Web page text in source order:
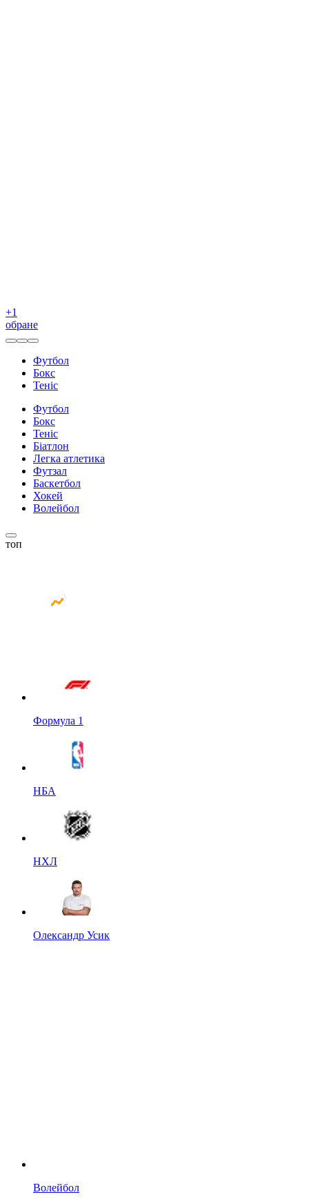
+1
обране
Футбол
Бокс
Теніс
Футбол
Бокс
Теніс
Біатлон
Легка атлетика
Футзал
Баскетбол
Хокей
Волейбол
топ
Формула 1
НБА
НХЛ
Олександр Усик
Волейбол